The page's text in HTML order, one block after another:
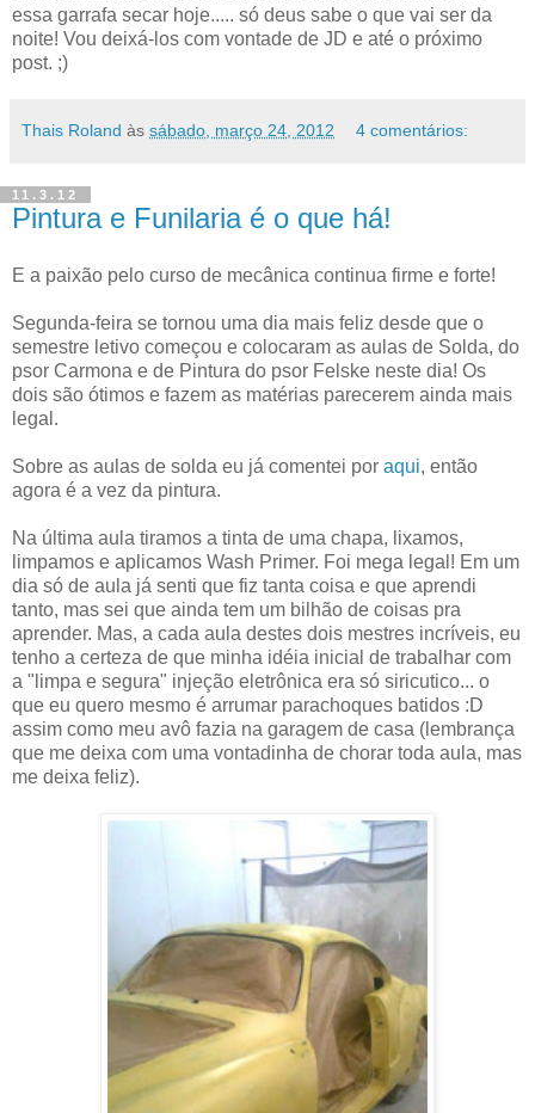
essa garrafa secar hoje..... só deus sabe o que vai ser da
noite! Vou deixá-los com vontade de JD e até o próximo
post. ;)
Thais Roland às sábado, março 24, 2012 4 comentários:
11.3.12
Pintura e Funilaria é o que há!
E a paixão pelo curso de mecânica continua firme e forte!
Segunda-feira se tornou uma dia mais feliz desde que o
semestre letivo começou e colocaram as aulas de Solda, do
psor Carmona e de Pintura do psor Felske neste dia! Os
dois são ótimos e fazem as matérias parecerem ainda mais
legal.
Sobre as aulas de solda eu já comentei por aqui, então
agora é a vez da pintura.
Na última aula tiramos a tinta de uma chapa, lixamos,
limpamos e aplicamos Wash Primer. Foi mega legal! Em um
dia só de aula já senti que fiz tanta coisa e que aprendi
tanto, mas sei que ainda tem um bilhão de coisas pra
aprender. Mas, a cada aula destes dois mestres incríveis, eu
tenho a certeza de que minha idéia inicial de trabalhar com
a "limpa e segura" injeção eletrônica era só siricutico... o
que eu quero mesmo é arrumar parachoques batidos :D
assim como meu avô fazia na garagem de casa (lembrança
que me deixa com uma vontadinha de chorar toda aula, mas
me deixa feliz).